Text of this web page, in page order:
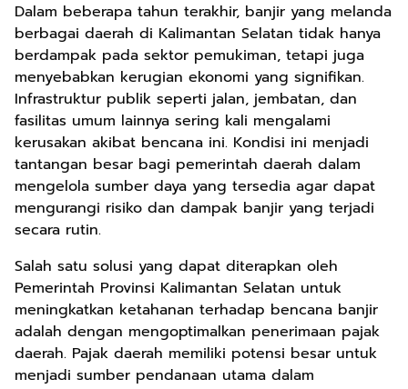
Dalam beberapa tahun terakhir, banjir yang melanda
berbagai daerah di Kalimantan Selatan tidak hanya
berdampak pada sektor pemukiman, tetapi juga
menyebabkan kerugian ekonomi yang signifikan.
Infrastruktur publik seperti jalan, jembatan, dan
fasilitas umum lainnya sering kali mengalami
kerusakan akibat bencana ini. Kondisi ini menjadi
tantangan besar bagi pemerintah daerah dalam
mengelola sumber daya yang tersedia agar dapat
mengurangi risiko dan dampak banjir yang terjadi
secara rutin.
Salah satu solusi yang dapat diterapkan oleh
Pemerintah Provinsi Kalimantan Selatan untuk
meningkatkan ketahanan terhadap bencana banjir
adalah dengan mengoptimalkan penerimaan pajak
daerah. Pajak daerah memiliki potensi besar untuk
menjadi sumber pendanaan utama dalam